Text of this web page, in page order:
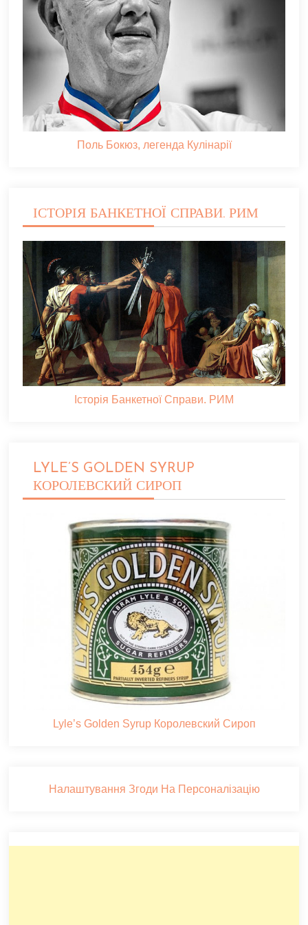
Поль Бокюз, легенда Кулінарії
ІСТОРІЯ БАНКЕТНОЇ СПРАВИ. РИМ
Історія Банкетної Справи. РИМ
LYLE’S GOLDEN SYRUP
КОРОЛЕВСКИЙ СИРОП
Lyle’s Golden Syrup Королевский Сироп
Налаштування Згоди На Персоналізацію